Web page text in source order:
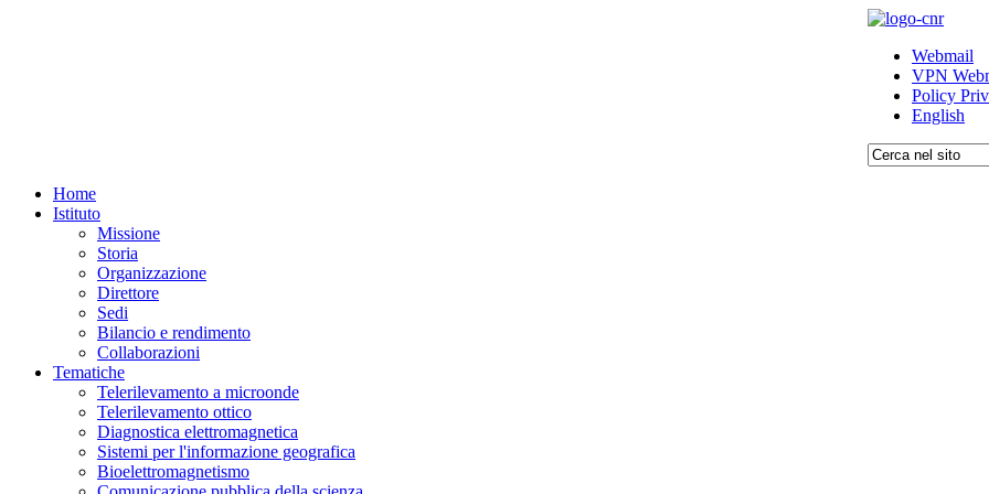
Webmail
VPN
Policy
English
Home
Istituto
Missione
Storia
Organizzazione
Direttore
Sedi
Bilancio e rendimento
Collaborazioni
Tematiche
Telerilevamento a microonde
Telerilevamento ottico
Diagnostica elettromagnetica
Sistemi per l'informazione geografica
Bioelettromagnetismo